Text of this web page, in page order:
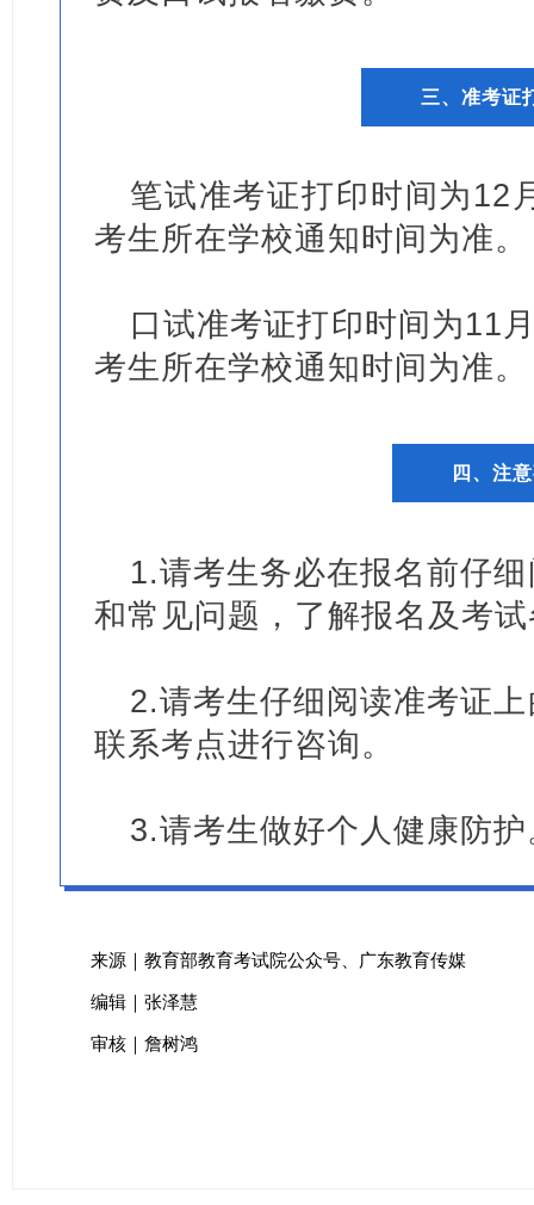
三、准考证
笔试准考证打印时间为12
考生所在学校通知时间为准。
口试准考证打印时间为11
考生所在学校通知时间为准。
四、 注
1.请考生务必在报名前仔
和常见问题，了解报名及考
2.请考生仔细阅读准考证
联系考点进行咨询。
3.请考生做好个人健康防护
来源｜教育部教育考试院公众号、广东教育传媒
编辑｜张泽慧
审核｜詹树鸿